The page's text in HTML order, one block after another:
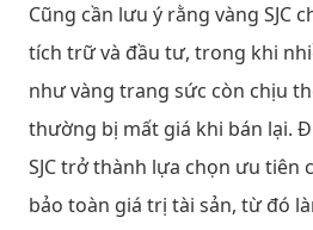
Cũng cần lưu ý rằng vàng SJC
tích trữ và đầu tư, trong khi
như vàng trang sức còn chịu
thường bị mất giá khi bán lại.
SJC trở thành lựa chọn ưu tiên
bảo toàn giá trị tài sản, từ đó